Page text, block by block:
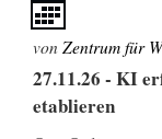
vonZentrum für
27.11.26 - KI
etablieren